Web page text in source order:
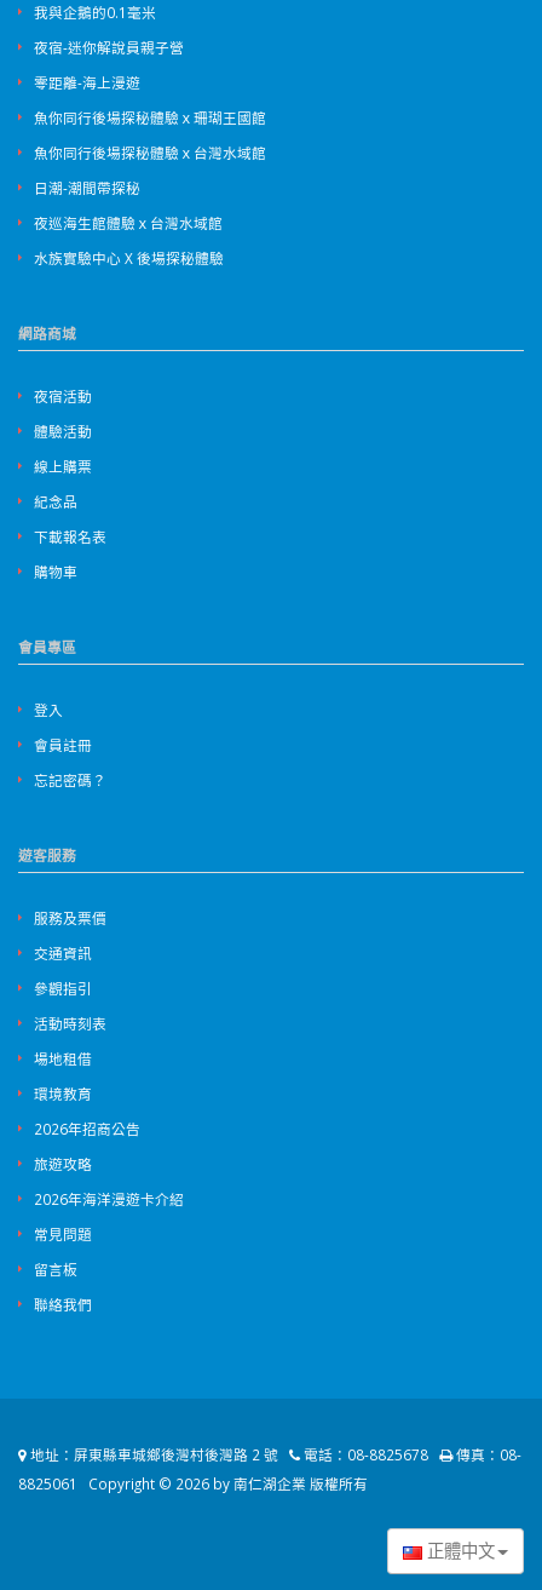
我與企鵝的0.1毫米
夜宿-迷你解說員親子營
零距離-海上漫遊
魚你同行後場探秘體驗ｘ珊瑚王國館
魚你同行後場探秘體驗ｘ台灣水域館
日潮-潮間帶探秘
夜巡海生館體驗ｘ台灣水域館
水族實驗中心 X 後場探秘體驗
網路商城
夜宿活動
體驗活動
線上購票
紀念品
下載報名表
購物車
會員專區
登入
會員註冊
忘記密碼？
遊客服務
服務及票價
交通資訊
參觀指引
活動時刻表
場地租借
環境教育
2026年招商公告
旅遊攻略
2026年海洋漫遊卡介紹
常見問題
留言板
聯絡我們
地址： 屏東縣車城鄉後灣村後灣路 2 號 電話： 08-8825678 傳真： 08-
8825061
Copyright © 2026 by 南仁湖企業 版權所有
正體中文